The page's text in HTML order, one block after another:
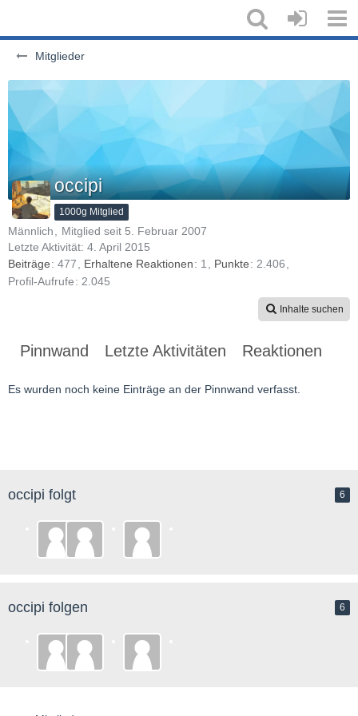
Mitglieder
occipi
1000g Mitglied
Männlich
Mitglied seit 5. Februar 2007
Letzte Aktivität: 4. April 2015
Beiträge
477 Erhaltene Reaktionen 1 Punkte
2.406
Profil-Aufrufe
2.045
Inhalte suchen
Pinnwand Letzte Aktivitäten Reaktionen
Es wurden noch keine Einträge an der Pinnwand verfasst.
occipi folgt 6
occipi folgen 6